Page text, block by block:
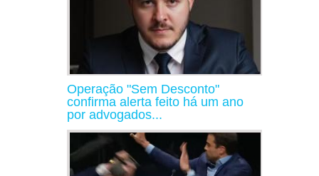
Operação "Sem Desconto"
confirma alerta feito há um ano
por advogados...